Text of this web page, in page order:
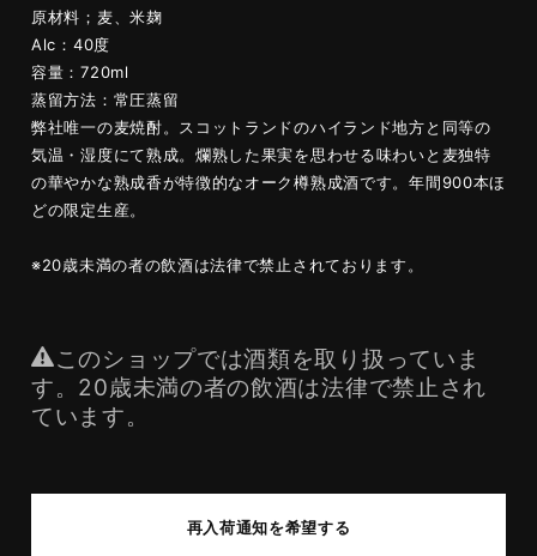
原材料；麦、米麹
Alc：40度
容量：720ml
蒸留方法：常圧蒸留
弊社唯一の麦焼酎。スコットランドのハイランド地方と同等の
気温・湿度にて熟成。爛熟した果実を思わせる味わいと麦独特
の華やかな熟成香が特徴的なオーク樽熟成酒です。年間900本ほ
どの限定生産。
※20歳未満の者の飲酒は法律で禁止されております。
このショップでは酒類を取り扱っていま
す。20歳未満の者の飲酒は法律で禁止され
ています。
再入荷通知を希望する